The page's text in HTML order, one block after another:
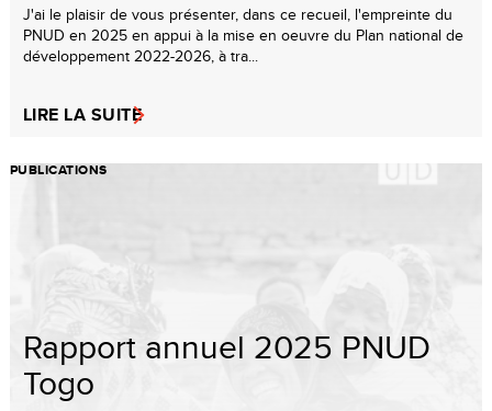
J'ai le plaisir de vous présenter, dans ce recueil, l'empreinte du
PNUD en 2025 en appui à la mise en oeuvre du Plan national de
développement 2022-2026, à tra...
LIRE LA SUITE
PUBLICATIONS
Rapport annuel 2025 PNUD
Togo